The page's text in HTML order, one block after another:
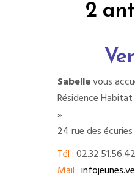
2
Sabellevous
Résidence Habitat
»
24 rue des
Tél :02.32.51.56.42
Mail :